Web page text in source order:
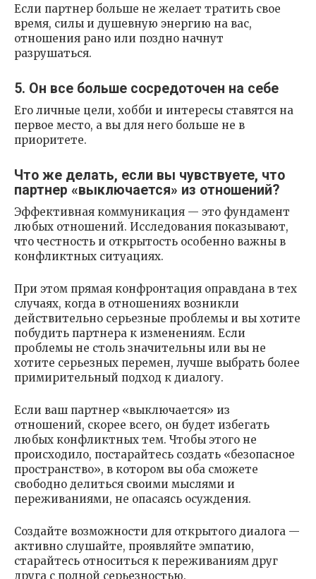
Если партнер больше не желает тратить свое
время, силы и душевную энергию на вас,
отношения рано или поздно начнут
разрушаться.
5. Он все больше сосредоточен на себе
Его личные цели, хобби и интересы ставятся на
первое место, а вы для него больше не в
приоритете.
Что же делать, если вы чувствуете, что
партнер «выключается» из отношений?
Эффективная коммуникация — это фундамент
любых отношений. Исследования показывают,
что честность и открытость особенно важны в
конфликтных ситуациях.
При этом прямая конфронтация оправдана в тех
случаях, когда в отношениях возникли
действительно серьезные проблемы и вы хотите
побудить партнера к изменениям. Если
проблемы не столь значительны или вы не
хотите серьезных перемен, лучше выбрать более
примирительный подход к диалогу.
Если ваш партнер «выключается» из
отношений, скорее всего, он будет избегать
любых конфликтных тем. Чтобы этого не
происходило, постарайтесь создать «безопасное
пространство», в котором вы оба сможете
свободно делиться своими мыслями и
переживаниями, не опасаясь осуждения.
Создайте возможности для открытого диалога —
активно слушайте, проявляйте эмпатию,
старайтесь относиться к переживаниям друг
друга с полной серьезностью.